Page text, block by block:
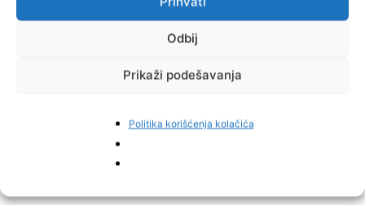
Odbij
Prikaži podešavanja
Politika korišćenja kolačića